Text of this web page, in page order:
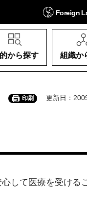
Foreign
から探す 組織か
印刷 更新日：
して医療を受ける